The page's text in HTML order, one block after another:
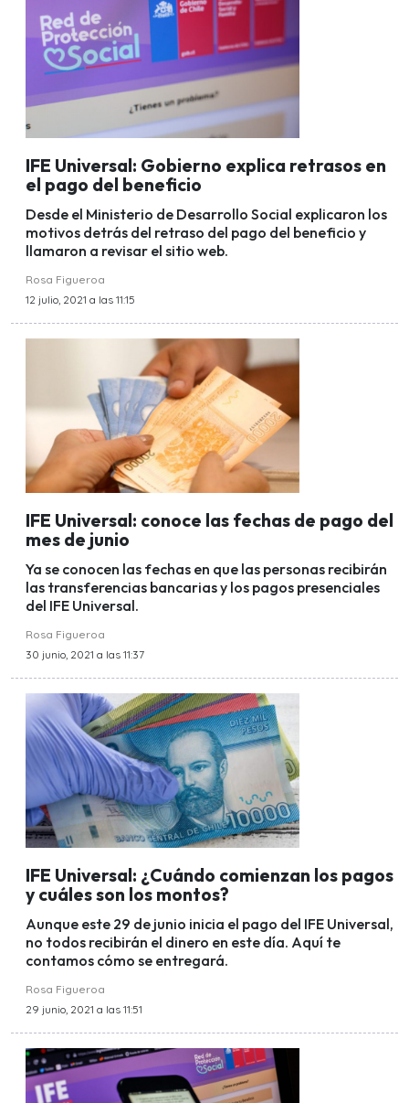
IFE Universal: Gobierno explica retrasos en
el pago del beneficio
Desde el Ministerio de Desarrollo Social explicaron los
motivos detrás del retraso del pago del beneficio y
llamaron a revisar el sitio web.
Rosa Figueroa
12 julio, 2021 a las 11:15
IFE Universal: conoce las fechas de pago del
mes de junio
Ya se conocen las fechas en que las personas recibirán
las transferencias bancarias y los pagos presenciales
del IFE Universal.
Rosa Figueroa
30 junio, 2021 a las 11:37
IFE Universal: ¿Cuándo comienzan los pagos
y cuáles son los montos?
Aunque este 29 de junio inicia el pago del IFE Universal,
no todos recibirán el dinero en este día. Aquí te
contamos cómo se entregará.
Rosa Figueroa
29 junio, 2021 a las 11:51